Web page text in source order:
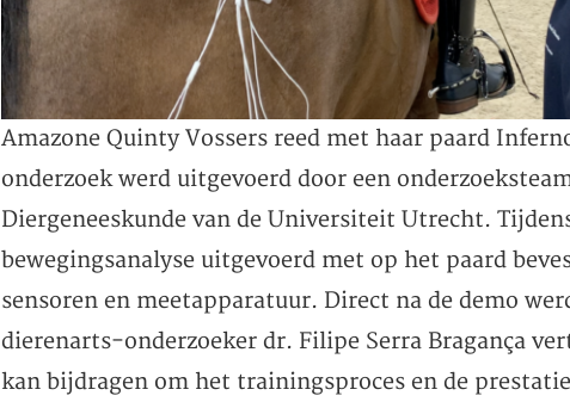
Amazone Quinty Vossers reed met haar paard
onderzoek werd uitgevoerd door een
Diergeneeskunde van de Universiteit Utrecht.
bewegingsanalyse uitgevoerd met op het paard
sensoren en meetapparatuur. Direct na de demo
dierenarts-onderzoeker dr. Filipe Serra Bragança
kan bijdragen om het trainingsproces en de